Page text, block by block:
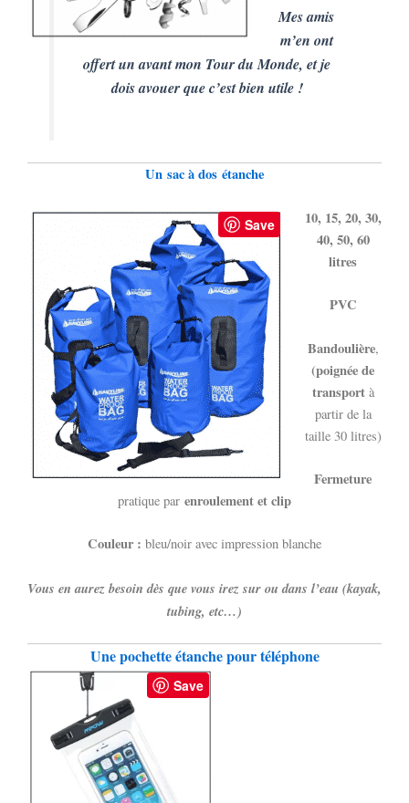
Mes amis
m’en ont
offert un avant mon Tour du Monde, et je
dois avouer que c’est bien utile !
Un sac à dos étanche
Save
10, 15, 20, 30,
40, 50, 60
litres
PVC
Bandoulière,
(poignée de
transportà
partir de la
taille 30 litres)
Fermeture
pratique par enroulement et clip
Couleur : bleu/noir avec impression blanche
Vous en aurez besoin dès que vous irez sur ou dans l’eau (kayak,
tubing, etc…)
Une pochette étanche pour téléphone
Save